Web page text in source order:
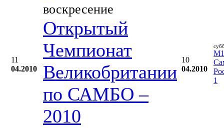
11
04.2010
воскресение
Открытый
Чемпионат
Великобритании
по САМБО –
2010
10
04.2010
1